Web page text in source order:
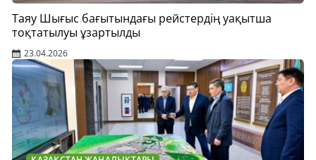
Таяу Шығыс бағытындағы рейстердің уақытша
тоқтатылуы ұзартылды
23.04.2026